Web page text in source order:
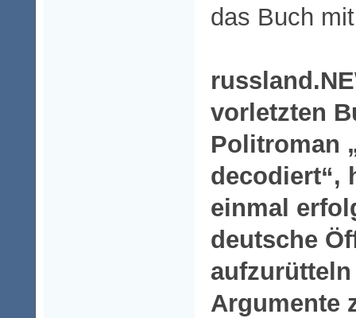
das Buch
vorletzten
Politroman
decodiert“,
einmal
deutsche
Argumente